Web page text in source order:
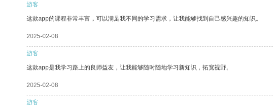
游客
这款app的课程非常丰富，可以满足我不同的学习需求，让我能够找到自己感兴趣的知识。
2025-02-08
游客
这款app是我学习路上的良师益友，让我能够随时随地学习新知识，拓宽视野。
2025-02-08
游客